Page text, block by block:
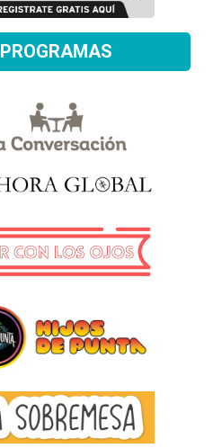
PROGRAMAS